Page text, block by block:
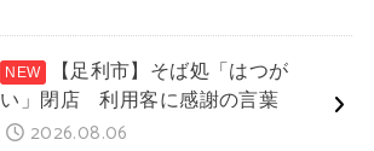
【足利市】そば処「はつが
い」閉店 利用客に感謝の言葉
2026.08.06